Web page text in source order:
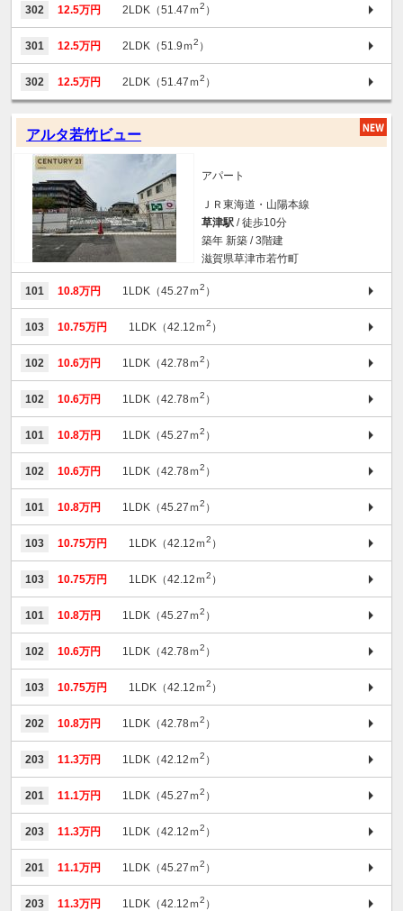
302 12.5万円 2LDK（51.47ｍ2 ）
301 12.5万円 2LDK（51.9ｍ2 ）
302 12.5万円 2LDK（51.47ｍ2 ）
アルタ若竹ビュー
アパート
ＪＲ東海道・山陽本線
草津駅 / 徒歩10分
築年 新築 / 3階建
滋賀県草津市若竹町
101 10.8万円 1LDK（45.27ｍ2 ）
103 10.75万円 1LDK（42.12ｍ2 ）
102 10.6万円 1LDK（42.78ｍ2 ）
102 10.6万円 1LDK（42.78ｍ2 ）
101 10.8万円 1LDK（45.27ｍ2 ）
102 10.6万円 1LDK（42.78ｍ2 ）
101 10.8万円 1LDK（45.27ｍ2 ）
103 10.75万円 1LDK（42.12ｍ2 ）
103 10.75万円 1LDK（42.12ｍ2 ）
101 10.8万円 1LDK（45.27ｍ2 ）
102 10.6万円 1LDK（42.78ｍ2 ）
103 10.75万円 1LDK（42.12ｍ2 ）
202 10.8万円 1LDK（42.78ｍ2 ）
203 11.3万円 1LDK（42.12ｍ2 ）
201 11.1万円 1LDK（45.27ｍ2 ）
203 11.3万円 1LDK（42.12ｍ2 ）
201 11.1万円 1LDK（45.27ｍ2 ）
203 11.3万円 1LDK（42.12ｍ2 ）